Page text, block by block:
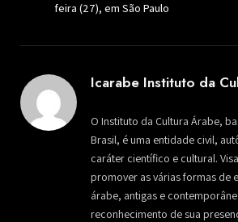
feira (27), em São Paulo
Icarabe Instituto da
O Instituto da Cultura Árabe,
Brasil, é uma entidade civil,
caráter científico e cultural.
promover as várias formas de
árabe, antigas e
reconhecimento de sua